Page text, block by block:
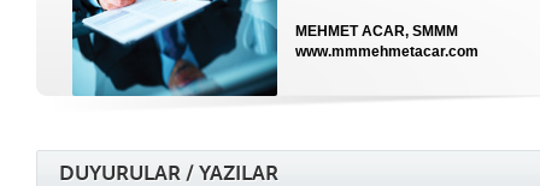
MEHMET ACAR, SMMM
www.mmmehmetacar.com
DUYURULAR / YAZILAR